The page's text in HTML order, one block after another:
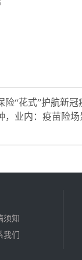
险“花式”护航新冠
，业内：疫苗险场
须知
我们